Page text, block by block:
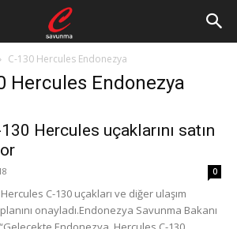
C-130 Hercules Endonezya
Hercules Endonezya
Hercules uçaklarını satın
0
C-130 uçakları ve diğer ulaşım
onayladı.Endonezya Savunma Bakanı